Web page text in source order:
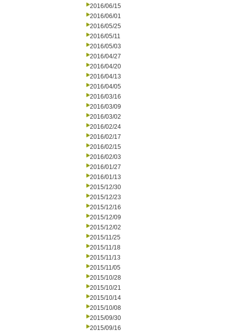
2016/06/15
2016/06/01
2016/05/25
2016/05/11
2016/05/03
2016/04/27
2016/04/20
2016/04/13
2016/04/05
2016/03/16
2016/03/09
2016/03/02
2016/02/24
2016/02/17
2016/02/15
2016/02/03
2016/01/27
2016/01/13
2015/12/30
2015/12/23
2015/12/16
2015/12/09
2015/12/02
2015/11/25
2015/11/18
2015/11/13
2015/11/05
2015/10/28
2015/10/21
2015/10/14
2015/10/08
2015/09/30
2015/09/16